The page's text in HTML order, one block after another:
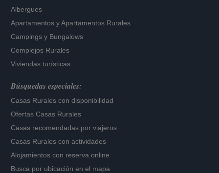
Albergues
Apartamentos yApartamentos Rurales
Campings y Bungalows
Complejos Rurales
Viviendas turísticas
Búsquedas especiales:
Casas Rurales con disponibilidad
Ofertas Casas Rurales
Casas recomendadas por viajeros
Casas Rurales con actividades
Alojamientos con reserva online
Busca por ubicación en el mapa